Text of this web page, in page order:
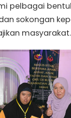
pelbagai
sokongan
masyarakat.